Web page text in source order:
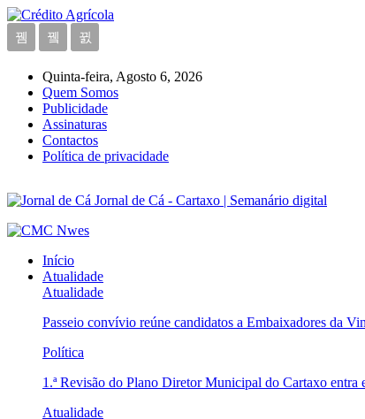
Quinta-feira, Agosto 6, 2026
Quem Somos
Publicidade
Assinaturas
Contactos
Política de privacidade
Jornal de Cá - Cartaxo | Semanário digital
Início
Atualidade
Atualidade
Passeio convívio reúne candidatos a Embaixadores da
Política
1.ª Revisão do Plano Diretor Municipal do Cartaxo
Atualidade